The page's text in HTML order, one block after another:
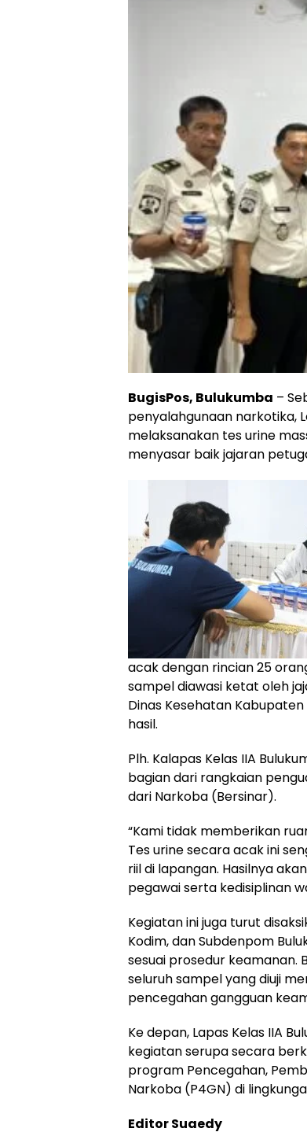
BugisPos, Bulukumba –
penyalahgunaan narkotika,
melaksanakan tes urine
menyasar baik jajaran
acak dengan rincian 25
sampel diawasi ketat oleh
Dinas Kesehatan
hasil.
Plh. Kalapas Kelas IIA
bagian dari rangkaian
dari Narkoba (Bersinar).
“Kami tidak memberikan
Tes urine secara acak ini
riil di lapangan. Hasilnya
pegawai serta kedisiplinan
Kegiatan ini juga turut
Kodim, dan Subdenpom
sesuai prosedur keamanan.
seluruh sampel yang diuji
pencegahan gangguan
Ke depan, Lapas Kelas IIA
kegiatan serupa secara
program Pencegahan,
Narkoba (P4GN) di
Editor Suaedy